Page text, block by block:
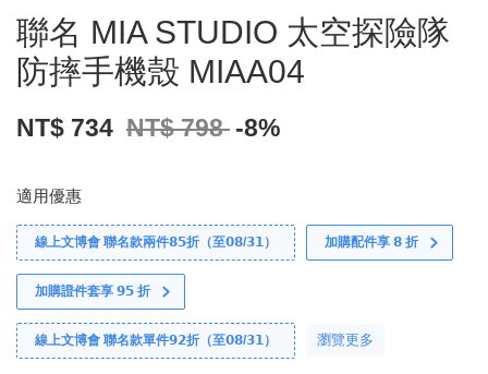
聯名 MIA STUDIO 太空探險隊
防摔手機殼 MIAA04
NT$ 734 NT$ 798 -8%
適用優惠
線上文博會 聯名款兩件𝟴𝟱折（至𝟬𝟴/𝟯𝟭） 加購配件享 𝟴 折
加購證件套享 𝟵𝟱 折
線上文博會 聯名款單件𝟵𝟮折（至𝟬𝟴/𝟯𝟭） 瀏覽更多